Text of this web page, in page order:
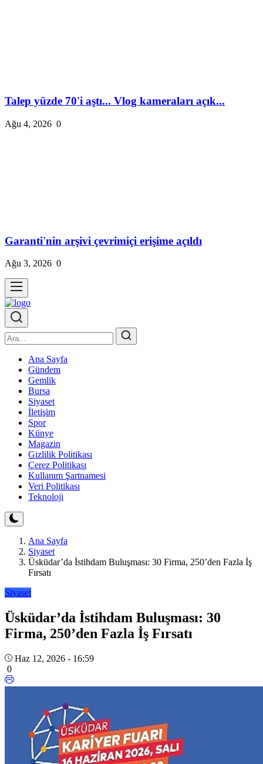
Talep yüzde 70'i aştı... Vlog kameraları açık...
Ağu 4, 2026 0
Garanti'nin arşivi çevrimiçi erişime açıldı
Ağu 3, 2026 0
Ana Sayfa
Gündem
Gemlik
Bursa
Siyaset
İletişim
Spor
Künye
Magazin
Gizlilik Politikası
Çerez Politikası
Kullanım Şartnamesi
Veri Politikası
Teknoloji
Ana Sayfa
Siyaset
Üsküdar’da İstihdam Buluşması: 30 Firma, 250’den Fazla İş
Fırsatı
Siyaset
Üsküdar’da İstihdam Buluşması: 30
Firma, 250’den Fazla İş Fırsatı
Haz 12, 2026 - 16:59
0